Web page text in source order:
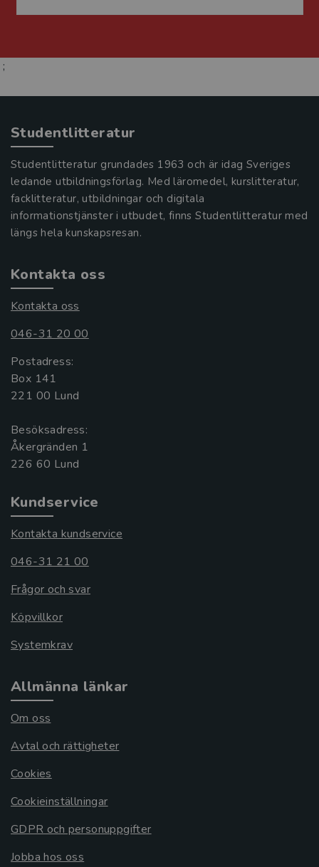
;
Studentlitteratur
Studentlitteratur grundades 1963 och är idag Sveriges
ledande utbildningsförlag. Med läromedel, kurslitteratur,
facklitteratur, utbildningar och digitala
informationstjänster i utbudet, finns Studentlitteratur med
längs hela kunskapsresan.
Kontakta oss
Kontakta oss
046-31 20 00
Postadress:
Box 141
221 00 Lund
Besöksadress:
Åkergränden 1
Kundservice
Kontakta kundservice
046-31 21 00
Frågor och svar
Köpvillkor
Systemkrav
Allmänna länkar
Om oss
Avtal och rättigheter
Cookies
Cookieinställningar
GDPR och personuppgifter
Jobba hos oss